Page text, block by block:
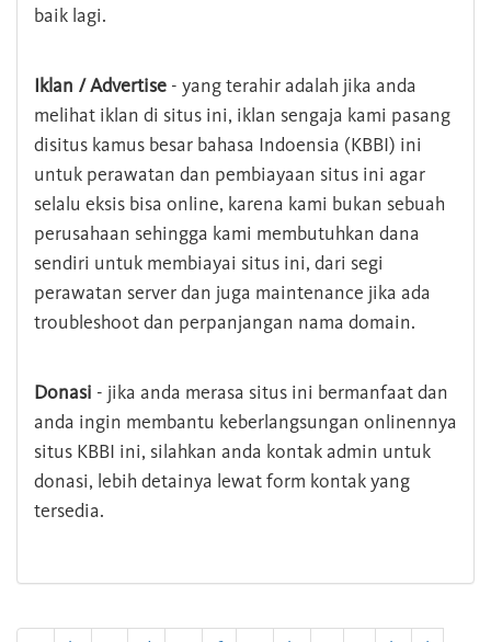
baik lagi.
Iklan / Advertise - yang terahir adalah jika anda
melihat iklan di situs ini, iklan sengaja kami pasang
disitus kamus besar bahasa Indoensia (KBBI) ini
untuk perawatan dan pembiayaan situs ini agar
selalu eksis bisa online, karena kami bukan sebuah
perusahaan sehingga kami membutuhkan dana
sendiri untuk membiayai situs ini, dari segi
perawatan server dan juga maintenance jika ada
troubleshoot dan perpanjangan nama domain.
Donasi - jika anda merasa situs ini bermanfaat dan
anda ingin membantu keberlangsungan onlinennya
situs KBBI ini, silahkan anda kontak admin untuk
donasi, lebih detainya lewat form kontak yang
tersedia.